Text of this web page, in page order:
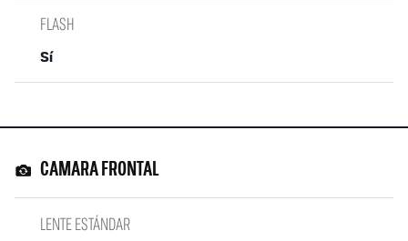
FLASH
Sí
CAMARA FRONTAL
LENTE ESTÁNDAR